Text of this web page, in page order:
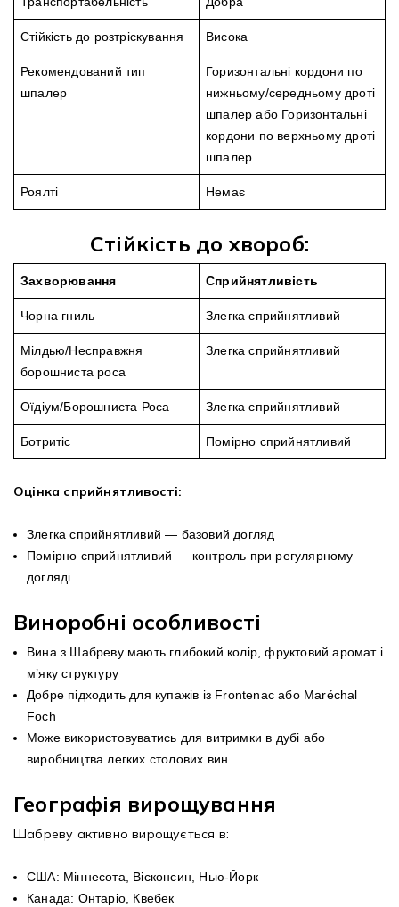
Стійкість до розтріскування Висока
Рекомендований тип
шпалер
Горизонтальні кордони по
нижньому/середньому дроті
шпалер або Горизонтальні
кордони по верхньому дроті
шпалер
Роялті Немає
Стійкість до хвороб:
Захворювання Сприйнятливість
Чорна гниль Злегка сприйнятливий
Мілдью/Несправжня
борошниста роса
Злегка сприйнятливий
Оїдіум/Борошниста Роса Злегка сприйнятливий
Ботритіс Помірно сприйнятливий
Оцінка сприйнятливості:
Злегка сприйнятливий — базовий догляд
Помірно сприйнятливий — контроль при регулярному
догляді
Виноробні особливості
Вина з Шабреву мають глибокий колір, фруктовий аромат і
м’яку структуру
Добре підходить для купажів із Frontenac або Maréchal
Foch
Може використовуватись для витримки в дубі або
виробництва легких столових вин
Географія вирощування
Шабреву активно вирощується в:
США: Міннесота, Вісконсин, Нью-Йорк
Канада: Онтаріо, Квебек